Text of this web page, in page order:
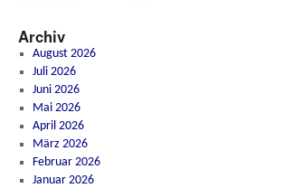
Archiv
August 2026
Juli 2026
Juni 2026
Mai 2026
April 2026
März 2026
Februar 2026
Januar 2026